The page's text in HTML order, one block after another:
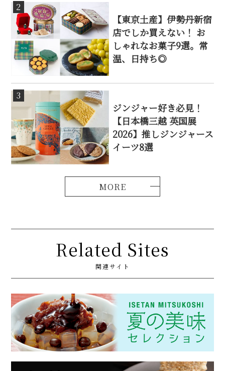
2
【東京土産】伊勢丹新宿
店でしか買えない！ お
しゃれなお菓子9選。常
温、日持ち◎
3
ジンジャー好き必見！
【日本橋三越 英国展
2026】推しジンジャース
イーツ8選
Related Sites
関連サイト